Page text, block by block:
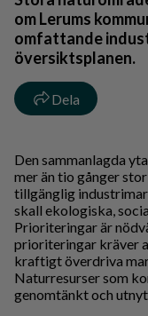
om Lerums
omfattande
översiktsplanen.
Dela
Den sammanlagda
mer än tio gånger
tillgänglig
skall ekologiska,
Prioriteringar är
prioriteringar kräver
kraftigt överdriva
Naturresurser som
genomtänkt och